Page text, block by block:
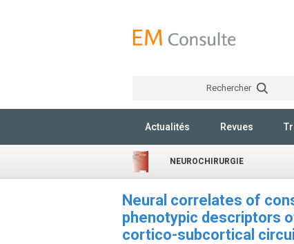
Rechercher
Actualités Revues
NEUROCHIRURGIE
Neural correlates of
phenotypic descriptors
cortico-subcortical